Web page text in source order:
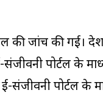
की जांच की गई।
पोर्टल के
ई-संजीवनी पोर्टल